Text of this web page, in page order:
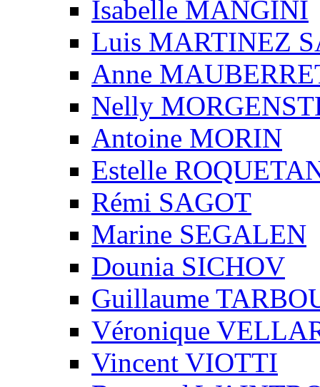
Isabelle MANGINI
Luis MARTINEZ
Anne
Nelly
Antoine MORIN
Estelle
Rémi SAGOT
Marine SEGALEN
Dounia SICHOV
Guillaume
Véronique
Vincent VIOTTI